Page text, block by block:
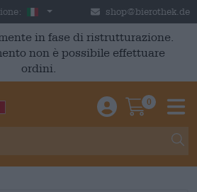
Italia shop@bierothek.de
in fase di ristrutturazione.
non è possibile effettuare
ordini.
Einloggen /
0